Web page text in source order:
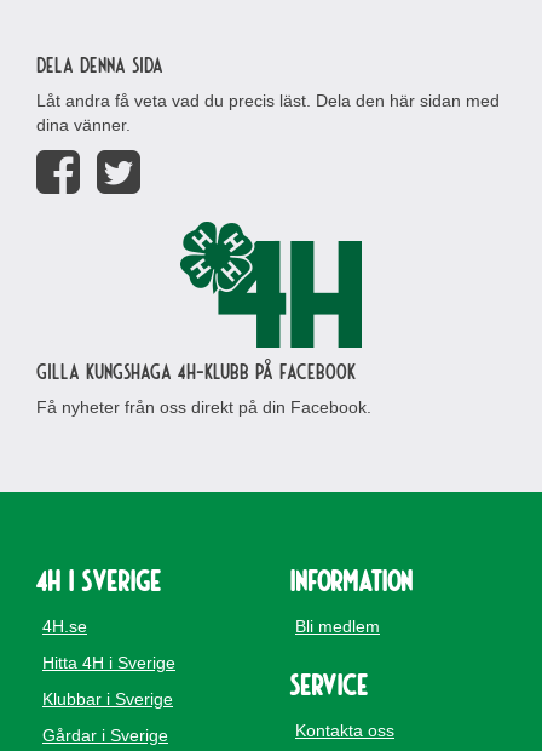
Dela denna sida
Låt andra få veta vad du precis läst. Dela den här sidan med
dina vänner.
Gilla Kungshaga 4H-klubb på Facebook
Få nyheter från oss direkt på din Facebook.
4H i Sverige
4H.se
Hitta 4H i Sverige
Klubbar i Sverige
Gårdar i Sverige
Information
Bli medlem
Service
Kontakta oss